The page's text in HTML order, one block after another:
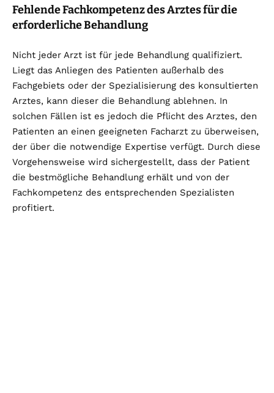
Fehlende Fachkompetenz des Arztes für die
erforderliche Behandlung
Nicht jeder Arzt ist für jede Behandlung qualifiziert.
Liegt das Anliegen des Patienten außerhalb des
Fachgebiets oder der Spezialisierung des konsultierten
Arztes, kann dieser die Behandlung ablehnen. In
solchen Fällen ist es jedoch die Pflicht des Arztes, den
Patienten an einen geeigneten Facharzt zu überweisen,
der über die notwendige Expertise verfügt. Durch diese
Vorgehensweise wird sichergestellt, dass der Patient
die bestmögliche Behandlung erhält und von der
Fachkompetenz des entsprechenden Spezialisten
profitiert.